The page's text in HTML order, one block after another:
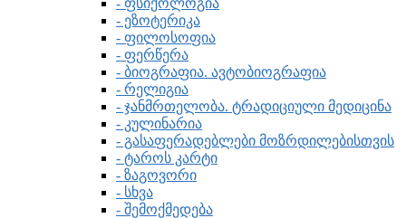
- ფსიქოლოგია
- ეზოტერიკა
- ფილოსოფია
- ფერწერა
- ბიოგრაფია. ავტობიოგრაფია
- რელიგია
- ჯანმრთელობა. ტრადიციული მედიცინა
- კულინარია
- გასაფერადებლები მოზრდილებისთვის
- ტაროს კარტი
- ზაგოვორი
- სხვა
- შემოქმედება